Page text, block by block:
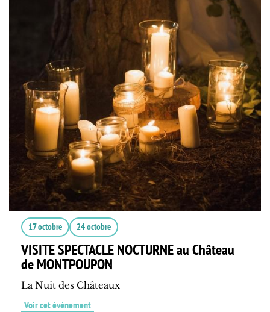
17 octobre 24 octobre
VISITE SPECTACLE NOCTURNE au Château
de MONTPOUPON
La Nuit des Châteaux
Voir cet événement